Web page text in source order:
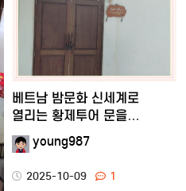
베트남 밤문화 신세계로
열리는 황제투어 문을
소개해드리…
young987
2025-10-09 1